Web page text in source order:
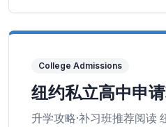
College Admissions
纽约私立高中申
升学攻略·补习班推荐阅读